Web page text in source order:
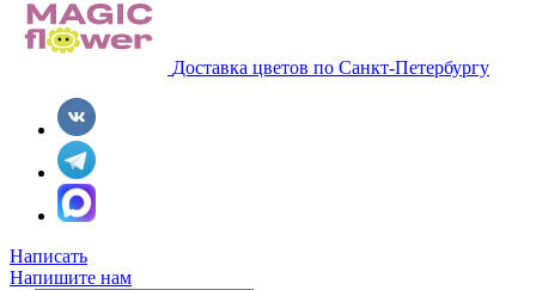
Доставка цветов по Санкт-Петербургу
Написать
Напишите нам